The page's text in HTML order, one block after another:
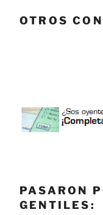
OTROS
PASARON
GENTILES: